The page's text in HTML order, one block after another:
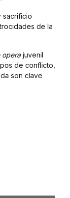
sacrificio
de la
operajuvenil
de conflicto,
son clave